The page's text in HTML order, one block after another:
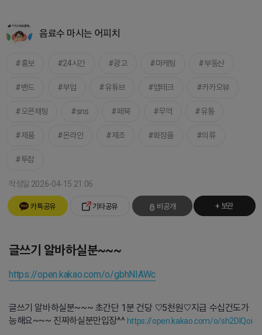
음료수 마시는 어피치
홍보 24시간 광고 마케팅 부동산
밴드 부업 유튜브 앱테크 카카오뷰
오픈채팅 sns 페북 무역 유통
제품 온라인 제조 화장품 의류
투잡
작성일 2026-04-15 21:06
카톡공유 기타공유 비공개 + 보관
글쓰기 알바하실분~~~
https://open.kakao.com/o/gbhNIAWc
글쓰기 알바하실분~~~ 초간단 1분 건당 ♡5천원♡지급 수십건도가
능해요~~~ 진짜하실분만입장^^ https://open.kakao.com/o/sh2DIQoi